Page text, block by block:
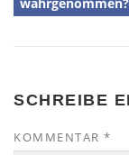
SCHREIBE
KOMMENTAR *